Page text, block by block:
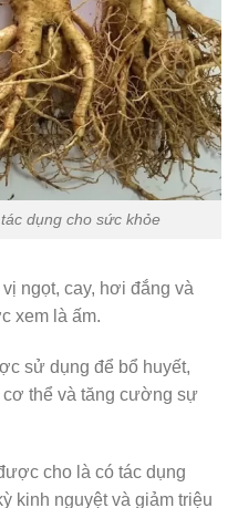
dụng cho sức khỏe
ngọt, cay, hơi đắng và
xem là ấm.
sử dụng để bổ huyết,
thể và tăng cường sự
cho là có tác dụng
kinh nguyệt và giảm triệu